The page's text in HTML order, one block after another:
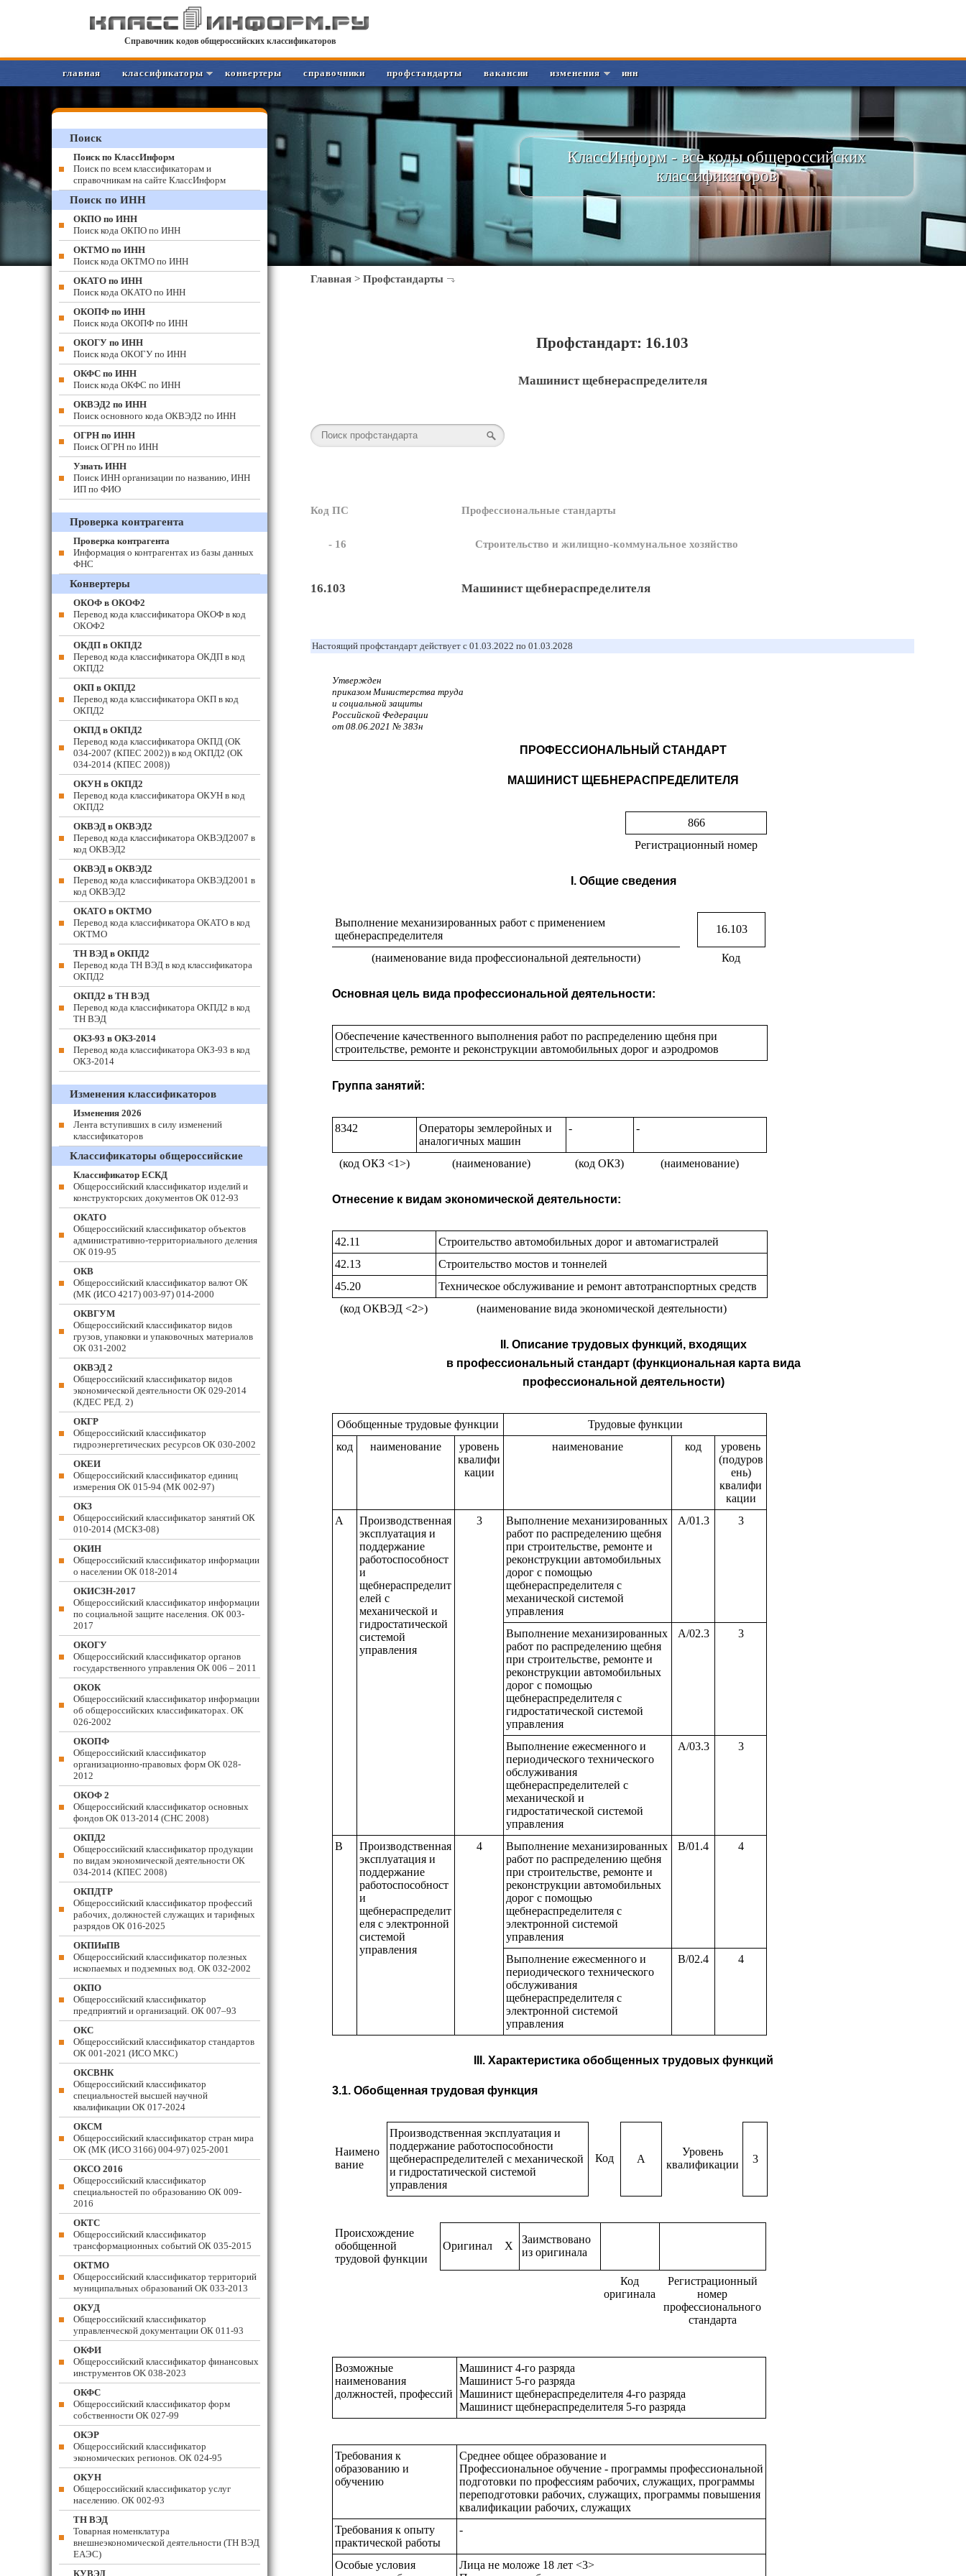
Справочник кодов общероссийских классификаторов
главная классификаторы конвертеры справочники профстандарты вакансии изменения инн
КлассИнформ - все коды общероссийских
классификаторов
Главная > Профстандарты
Профстандарт: 16.103
Машинист щебнераспределителя
Код ПС Профессиональные стандарты
- 16 Строительство и жилищно-коммунальное хозяйство
16.103 Машинист щебнераспределителя
Настоящий профстандарт действует с 01.03.2022 по 01.03.2028
Утвержден
приказом Министерства труда
и социальной защиты
Российской Федерации
от 08.06.2021 № 383н
ПРОФЕССИОНАЛЬНЫЙ СТАНДАРТ
МАШИНИСТ ЩЕБНЕРАСПРЕДЕЛИТЕЛЯ
866
Регистрационный номер
I. Общие сведения
Выполнение механизированных работ с применением
щебнераспределителя
16.103
(наименование вида профессиональной деятельности) Код
Основная цель вида профессиональной деятельности:
Обеспечение качественного выполнения работ по распределению щебня при
строительстве, ремонте и реконструкции автомобильных дорог и аэродромов
Группа занятий:
8342
Операторы землеройных и
аналогичных машин
- -
(код ОКЗ <1>) (наименование) (код ОКЗ) (наименование)
Отнесение к видам экономической деятельности:
42.11
Строительство автомобильных дорог и автомагистралей
42.13
Строительство мостов и тоннелей
45.20
Техническое обслуживание и ремонт автотранспортных средств
(код ОКВЭД <2>)
(наименование вида экономической деятельности)
II. Описание трудовых функций, входящих
в профессиональный стандарт (функциональная карта вида
профессиональной деятельности)
Обобщенные трудовые функции
Трудовые функции
код
наименование
уровень
квалифи
кации
наименование код
уровень
(подуров
ень)
квалифи
кации
A
Производственная
эксплуатация и
поддержание
работоспособност
и
щебнераспределит
елей с
механической и
гидростатической
системой
управления
3
Выполнение механизированных
работ по распределению щебня
при строительстве, ремонте и
реконструкции автомобильных
дорог с помощью
щебнераспределителя с
механической системой
управления
A/01.3 3
Выполнение механизированных
работ по распределению щебня
при строительстве, ремонте и
реконструкции автомобильных
дорог с помощью
щебнераспределителя с
гидростатической системой
управления
A/02.3 3
Выполнение ежесменного и
периодического технического
обслуживания
щебнераспределителей с
механической и
гидростатической системой
управления
A/03.3 3
B
Производственная
эксплуатация и
поддержание
работоспособност
и
щебнераспределит
еля с электронной
системой
управления
4
Выполнение механизированных
работ по распределению щебня
при строительстве, ремонте и
реконструкции автомобильных
дорог с помощью
щебнераспределителя с
электронной системой
управления
B/01.4 4
Выполнение ежесменного и
периодического технического
обслуживания
щебнераспределителя с
электронной системой
управления
B/02.4 4
III. Характеристика обобщенных трудовых функций
3.1. Обобщенная трудовая функция
Наимено
вание
Производственная эксплуатация и
поддержание работоспособности
щебнераспределителей с механической
и гидростатической системой
управления
Код A
Уровень
квалификации
3
Происхождение
обобщенной
трудовой функции
Оригинал X
Заимствовано
из оригинала
Код
оригинала
Регистрационный
номер
профессионального
стандарта
Возможные
наименования
должностей, профессий
Машинист 4-го разряда
Машинист 5-го разряда
Машинист щебнераспределителя 4-го разряда
Машинист щебнераспределителя 5-го разряда
Требования к
образованию и
обучению
Среднее общее образование и
Профессиональное обучение - программы профессиональной
подготовки по профессиям рабочих, служащих, программы
переподготовки рабочих, служащих, программы повышения
квалификации рабочих, служащих
Требования к опыту
практической работы
-
Особые условия
Лица не моложе 18 лет <3>
Поиск
Поиск по КлассИнформ
Поиск по всем классификаторам и
справочникам на сайте КлассИнформ
Поиск по ИНН
ОКПО по ИНН
Поиск кода ОКПО по ИНН
ОКТМО по ИНН
Поиск кода ОКТМО по ИНН
ОКАТО по ИНН
Поиск кода ОКАТО по ИНН
ОКОПФ по ИНН
Поиск кода ОКОПФ по ИНН
ОКОГУ по ИНН
Поиск кода ОКОГУ по ИНН
ОКФС по ИНН
Поиск кода ОКФС по ИНН
ОКВЭД2 по ИНН
Поиск основного кода ОКВЭД2 по ИНН
ОГРН по ИНН
Поиск ОГРН по ИНН
Узнать ИНН
Поиск ИНН организации по названию, ИНН
ИП по ФИО
Проверка контрагента
Проверка контрагента
Информация о контрагентах из базы данных
ФНС
Конвертеры
ОКОФ в ОКОФ2
Перевод кода классификатора ОКОФ в код
ОКОФ2
ОКДП в ОКПД2
Перевод кода классификатора ОКДП в код
ОКПД2
ОКП в ОКПД2
Перевод кода классификатора ОКП в код
ОКПД2
ОКПД в ОКПД2
Перевод кода классификатора ОКПД (ОК
034-2007 (КПЕС 2002)) в код ОКПД2 (ОК
034-2014 (КПЕС 2008))
ОКУН в ОКПД2
Перевод кода классификатора ОКУН в код
ОКПД2
ОКВЭД в ОКВЭД2
Перевод кода классификатора ОКВЭД2007 в
код ОКВЭД2
ОКВЭД в ОКВЭД2
Перевод кода классификатора ОКВЭД2001 в
код ОКВЭД2
ОКАТО в ОКТМО
Перевод кода классификатора ОКАТО в код
ОКТМО
ТН ВЭД в ОКПД2
Перевод кода ТН ВЭД в код классификатора
ОКПД2
ОКПД2 в ТН ВЭД
Перевод кода классификатора ОКПД2 в код
ТН ВЭД
ОКЗ-93 в ОКЗ-2014
Перевод кода классификатора ОКЗ-93 в код
ОКЗ-2014
Изменения классификаторов
Изменения 2026
Лента вступивших в силу изменений
классификаторов
Классификаторы общероссийские
Классификатор ЕСКД
Общероссийский классификатор изделий и
конструкторских документов ОК 012-93
ОКАТО
Общероссийский классификатор объектов
административно-территориального деления
ОК 019-95
ОКВ
Общероссийский классификатор валют ОК
(МК (ИСО 4217) 003-97) 014-2000
ОКВГУМ
Общероссийский классификатор видов
грузов, упаковки и упаковочных материалов
ОК 031-2002
ОКВЭД 2
Общероссийский классификатор видов
экономической деятельности ОК 029-2014
(КДЕС РЕД. 2)
ОКГР
Общероссийский классификатор
гидроэнергетических ресурсов ОК 030-2002
ОКЕИ
Общероссийский классификатор единиц
измерения ОК 015-94 (МК 002-97)
ОКЗ
Общероссийский классификатор занятий ОК
010-2014 (МСКЗ-08)
ОКИН
Общероссийский классификатор информации
о населении ОК 018-2014
ОКИСЗН-2017
Общероссийский классификатор информации
по социальной защите населения. ОК 003-
2017
ОКОГУ
Общероссийский классификатор органов
государственного управления ОК 006 – 2011
ОКОК
Общероссийский классификатор информации
об общероссийских классификаторах. ОК
026-2002
ОКОПФ
Общероссийский классификатор
организационно-правовых форм ОК 028-
2012
ОКОФ 2
Общероссийский классификатор основных
фондов ОК 013-2014 (СНС 2008)
ОКПД2
Общероссийский классификатор продукции
по видам экономической деятельности ОК
034-2014 (КПЕС 2008)
ОКПДТР
Общероссийский классификатор профессий
рабочих, должностей служащих и тарифных
разрядов ОК 016-2025
ОКПИиПВ
Общероссийский классификатор полезных
ископаемых и подземных вод. ОК 032-2002
ОКПО
Общероссийский классификатор
предприятий и организаций. ОК 007–93
ОКС
Общероссийский классификатор стандартов
ОК 001-2021 (ИСО МКС)
ОКСВНК
Общероссийский классификатор
специальностей высшей научной
квалификации ОК 017-2024
ОКСМ
Общероссийский классификатор стран мира
ОК (МК (ИСО 3166) 004-97) 025-2001
ОКСО 2016
Общероссийский классификатор
специальностей по образованию ОК 009-
2016
ОКТС
Общероссийский классификатор
трансформационных событий ОК 035-2015
ОКТМО
Общероссийский классификатор территорий
муниципальных образований ОК 033-2013
ОКУД
Общероссийский классификатор
управленческой документации ОК 011-93
ОКФИ
Общероссийский классификатор финансовых
инструментов OK 038-2023
ОКФС
Общероссийский классификатор форм
собственности ОК 027-99
ОКЭР
Общероссийский классификатор
экономических регионов. ОК 024-95
ОКУН
Общероссийский классификатор услуг
населению. ОК 002-93
ТН ВЭД
Товарная номенклатура
внешнеэкономической деятельности (ТН ВЭД
ЕАЭС)
КУВЭД